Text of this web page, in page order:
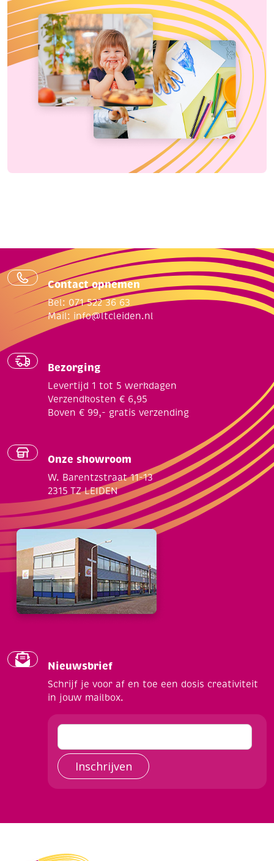
Contact opnemen
Bel: 071 522 36 63
Mail: info@ltcleiden.nl
Bezorging
Levertijd 1 tot 5 werkdagen
Verzendkosten € 6,95
Boven € 99,- gratis verzending
Onze showroom
W. Barentzstraat 11-13
2315 TZ LEIDEN
Nieuwsbrief
Schrijf je voor af en toe een dosis creativiteit
in jouw mailbox.
Inschrijven